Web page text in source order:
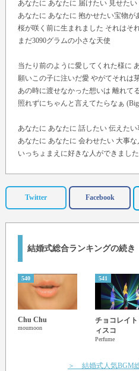
あなたに あなたに 届けたい 見せたい
あなたに あなたに 抱かせたい宝物が
桜が咲く前に生まれました それはそ
まだ3090グラムの小さな天使
当たり前のように愛してくれた様に
願いこの子に注いだ愛 やがてそれは
あの時に渡せなかった想いは 離れて
照れずにちゃんと言えてたらなぁ (Big
あなたに あなたに 話したい 伝えたい
あなたに あなたに 会わせたい 大事な
いっちょまえに好きな人ができまし
あなたに あなたに 返さなきゃいけな
あなたに あなたに 伝えなきゃいけな
Twitter Facebook
結婚式総合ランキングの続き
540
Chu Chu
moumoon
541
チョコレイ
ィスコ
Perfume
＞ 結婚式人気BGM